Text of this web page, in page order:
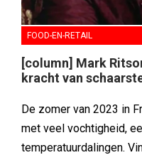
FOOD-EN-RETAIL
[column] Mark
kracht van
De zomer van 2023 in
met veel vochtigheid,
temperatuurdalingen.